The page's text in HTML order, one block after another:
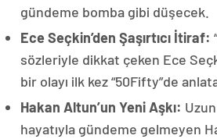
gündeme bomba gibi düşecek.
Ece Seçkin’den Şaşırtıcı İtiraf:
sözleriyle dikkat çeken Ece
bir olayı ilk kez “50Fifty”de
Hakan Altun’un Yeni Aşkı:
hayatıyla gündeme gelmeyen